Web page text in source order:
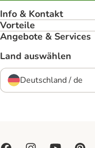
Info & Kontakt
Vorteile
Angebote & Services
Land auswählen
Deutschland / de